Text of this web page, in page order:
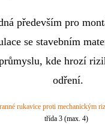
především pro
se stavebním
kde hrozí
odření.
rukavice proti mechanickým
třída 3 (max. 4)